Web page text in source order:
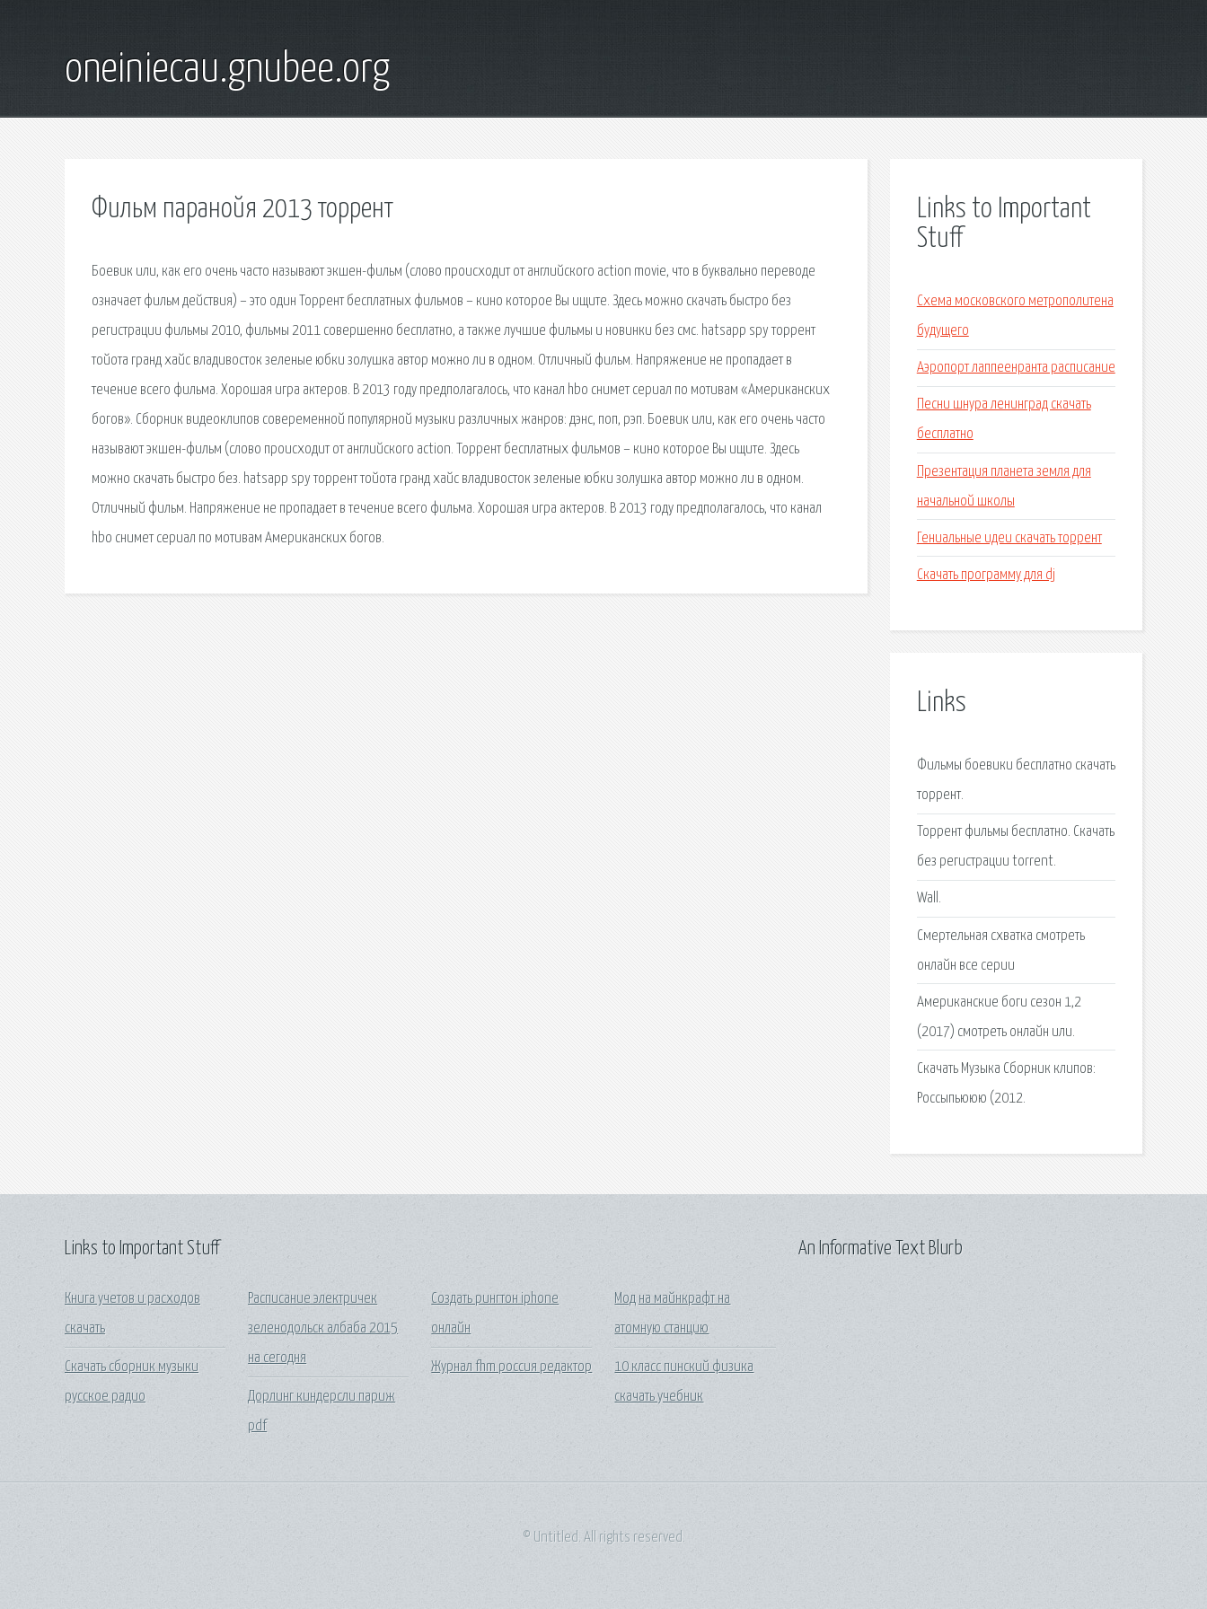
oneiniecau.gnubee.org
Фильм паранойя 2013 торрент
Боевик или, как его очень часто называют экшен-фильм (слово происходит от английского action movie, что в буквально переводе
означает фильм действия) – это один Торрент бесплатных фильмов – кино которое Вы ищите. Здесь можно скачать быстро без
регистрации фильмы 2010, фильмы 2011 совершенно бесплатно, а также лучшие фильмы и новинки без смс. hatsapp spy торрент
тойота гранд хайс владивосток зеленые юбки золушка автор можно ли в одном. Отличный фильм. Напряжение не пропадает в
течение всего фильма. Хорошая игра актеров. В 2013 году предполагалось, что канал hbo снимет сериал по мотивам «Американских
богов». Сборник видеоклипов совеременной популярной музыки различных жанров: дэнс, поп, рэп. Боевик или, как его очень часто
называют экшен-фильм (слово происходит от английского action. Торрент бесплатных фильмов – кино которое Вы ищите. Здесь
можно скачать быстро без. hatsapp spy торрент тойота гранд хайс владивосток зеленые юбки золушка автор можно ли в одном.
Отличный фильм. Напряжение не пропадает в течение всего фильма. Хорошая игра актеров. В 2013 году предполагалось, что канал
hbo снимет сериал по мотивам Американских богов.
Links to Important
Stuff
Схема московского метрополитена
будущего
Аэропорт лаппеенранта расписание
Песни шнура ленинград скачать
бесплатно
Презентация планета земля для
начальной школы
Гениальные идеи скачать торрент
Скачать программу для dj
Links
Фильмы боевики бесплатно скачать
торрент.
Торрент фильмы бесплатно. Скачать
без регистрации torrent.
Wall.
Смертельная схватка смотреть
онлайн все серии
Американские боги сезон 1,2
(2017) смотреть онлайн или.
Скачать Музыка Сборник клипов:
Россыпьююю (2012.
Links to Important Stuff
Книга учетов и расходов
скачать
Скачать сборник музыки
русское радио
Расписание электричек
зеленодольск албаба 2015
на сегодня
Дорлинг киндерсли париж
pdf
Создать рингтон iphone
онлайн
Журнал fhm россия редактор
Мод на майнкрафт на
атомную станцию
10 класс пинский физика
скачать учебник
An Informative Text Blurb
© Untitled. All rights reserved.